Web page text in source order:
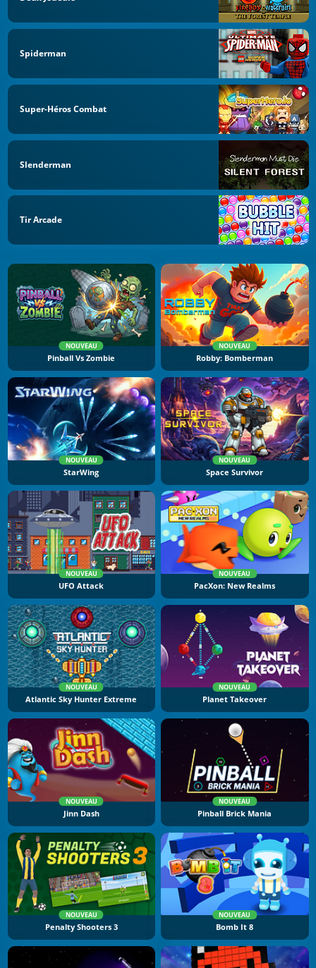
Spiderman
Super-Héros Combat
Slenderman
Tir Arcade
NOUVEAU
Pinball Vs Zombie
NOUVEAU
Robby: Bomberman
NOUVEAU
StarWing
NOUVEAU
Space Survivor
NOUVEAU
UFO Attack
NOUVEAU
PacXon: New Realms
NOUVEAU
Atlantic Sky Hunter Extreme
NOUVEAU
Planet Takeover
NOUVEAU
Jinn Dash
NOUVEAU
Pinball Brick Mania
NOUVEAU
Penalty Shooters 3
NOUVEAU
Bomb It 8